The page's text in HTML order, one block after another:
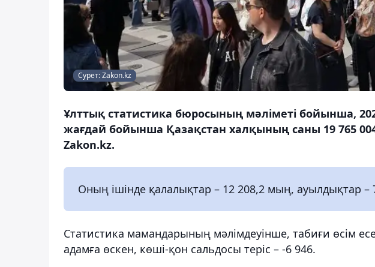
Сурет: Zakon.kz
Ұлттық статистика бюросының мәліметі бойынша,
жағдай бойынша Қазақстан халқының саны 19 765
Zakon.kz.
Оның ішінде қалалықтар – 12 208,2 мың, ауылдықтар
Статистика мамандарының мәлімдеуінше, табиғи өсім
адамға өскен, көші-қон сальдосы теріс – -6 946.